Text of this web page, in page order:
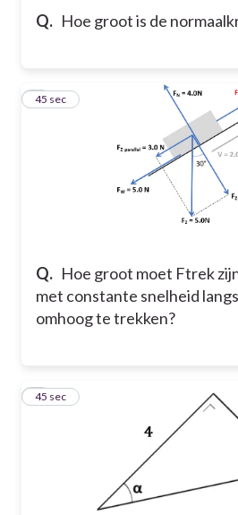
Q. Hoe groot is de
Q. Hoe groot moet Ftrek
met constante snelheid
omhoog te trekken?
7
45 sec
8
45 sec